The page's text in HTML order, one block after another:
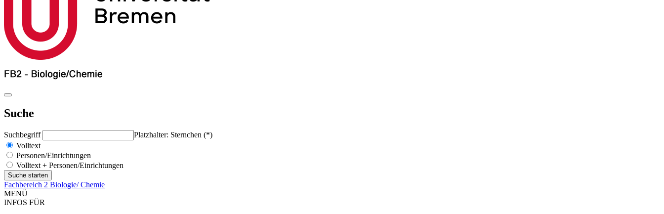
Suche
Suchbegriff
Platzhalter: Sternchen (*)
Volltext
Personen/Einrichtungen
Volltext + Personen/Einrichtungen
Fachbereich 2 Biologie/ Chemie
MENÜ
INFOS FÜR